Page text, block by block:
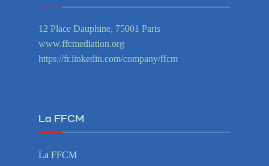
12 Place Dauphine, 75001 Paris
www.ffcmediation.org
https://fr.linkedin.com/company/ffcm
La FFCM
La FFCM